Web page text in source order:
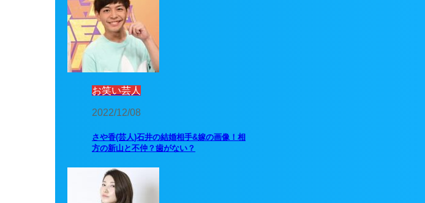
お笑い芸人
2022/12/08
さや香(芸人)石井の結婚相手&嫁の画像！相
方の新山と不仲？歯がない？